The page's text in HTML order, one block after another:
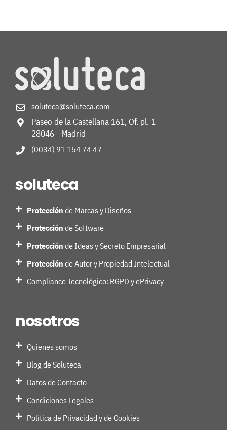
soluteca@soluteca.com
Paseo de la Castellana 161, Of. pl. 1
28046 - Madrid
(0034) 91 154 74 47
soluteca
Protección de Marcas y Diseños
Protección de Software
Protección de Ideas y Secreto Empresarial
Protección de Autor y Propiedad Intelectual
Compliance Tecnológico: RGPD y ePrivacy
nosotros
Quienes somos
Blog de Soluteca
Datos de Contacto
Condiciones Legales
Política de Privacidad y de Cookies